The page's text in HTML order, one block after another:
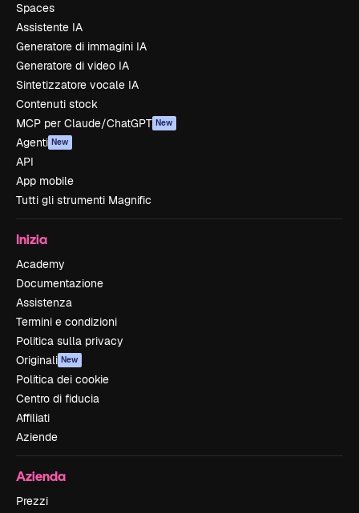
Spaces
Assistente IA
Generatore di immagini IA
Generatore di video IA
Sintetizzatore vocale IA
Contenuti stock
MCP per Claude/ChatGPT New
Agenti New
API
App mobile
Tutti gli strumenti Magnific
Inizia
Academy
Documentazione
Assistenza
Termini e condizioni
Politica sulla privacy
Originali New
Politica dei cookie
Centro di fiducia
Affiliati
Aziende
Azienda
Prezzi